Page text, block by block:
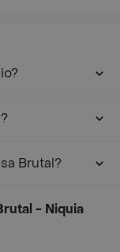
Brutal?
- Niquia